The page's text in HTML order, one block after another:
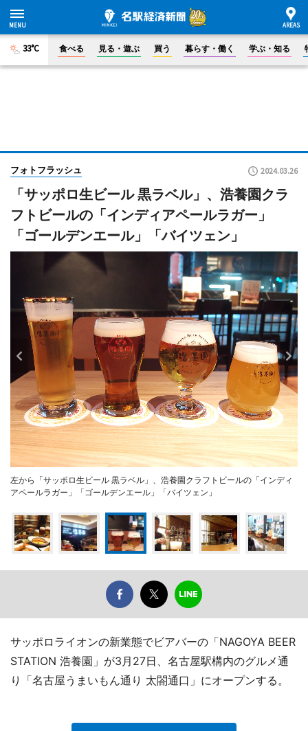
33°C 食べる 見る・遊ぶ 買う 暮らす・働く 学ぶ・知る
フォトフラッシュ 2024.03.26
「サッポロ生ビール 黒ラベル」、浩養園クラ
フトビールの「インディアペールラガー」
「ゴールデンエール」「バイツェン」
左から「サッポロ生ビール 黒ラベル」、浩養園クラフトビールの「インディ
アペールラガー」「ゴールデンエール」「バイツェン」
サッポロライオンの新業態でビアバーの「NAGOYA BEER
STATION 浩養園」が3月27日、名古屋駅構内のグルメ通
り「名古屋うまいもん通り 太閤通口」にオープンする。